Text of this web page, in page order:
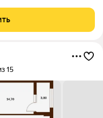
гарнитур по
15